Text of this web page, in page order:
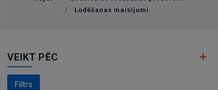
/
Lodēšanas maisījumi
VEIKT PĒC
Filtrs